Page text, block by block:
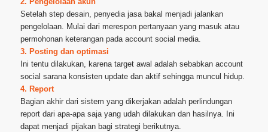
Setelah step desain, penyedia jasa bakal menjadi jalankan
pengelolaan. Mulai dari merespon pertanyaan yang masuk atau
permohonan keterangan pada account social media.
3. Posting dan optimasi
Ini tentu dilakukan, karena target awal adalah sebabkan account
social sarana konsisten update dan aktif sehingga muncul hidup.
4. Report
Bagian akhir dari sistem yang dikerjakan adalah perlindungan
report dari apa-apa saja yang udah dilakukan dan hasilnya. Ini
dapat menjadi pijakan bagi strategi berikutnya.